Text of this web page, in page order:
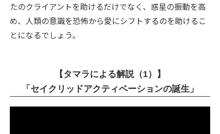
たのクライアントを助けるだけでなく、惑星の振動を高
め、人類の意識を恐怖から愛にシフトするのを助けるこ
とになるでしょう。
【タマラによる解説（1）】
「セイクリッドアクティベーションの誕生」